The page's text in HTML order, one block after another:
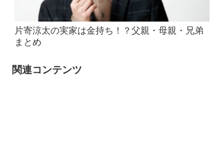
片寄涼太の実家は金持ち！？父親・母親・兄弟
まとめ
関連コンテンツ